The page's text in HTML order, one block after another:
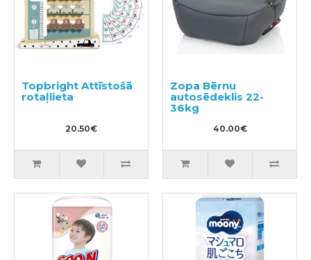
Topbright Attīstošā
rotaļlieta
20.50€
Zopa Bērnu
autosēdeklis 22-
36kg
40.00€